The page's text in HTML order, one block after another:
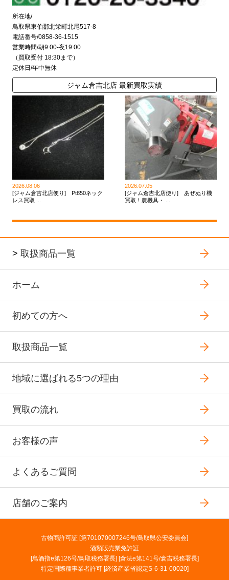
所在地/
鳥取県東伯郡北栄町北尾517-8
電話番号/0858-36-1515
営業時間/朝9:00-夜19:00
（買取受付 18:30まで）
定休日/年中無休
ジャム倉吉北店 最新買取実績
2026.08.06
[ジャム倉吉北店便り] Pt850ネック
レス買取 ...
2026.07.05
[ジャム倉吉北店便り] あぜぬり機
買取！農機具・ ...
> 取扱商品一覧
ホーム
初めての方へ
取扱商品一覧
地域に選ばれる5つの理由
買取の流れ
お客様の声
よくあるご質問
店舗のご案内
古物商許可証 [第701070007246号/鳥取県公安委員会]
酒類販売業免許証
[鳥酒指e第126号/鳥取税務署長] [倉法e第141号/倉吉税務署長]
特定国際種事業者許可 [経済産業省認定S-6-31-00020]